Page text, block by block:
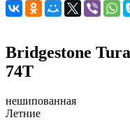
Bridgestone
74T
нешипованная
Летние